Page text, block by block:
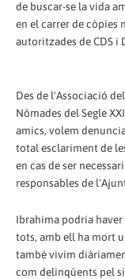
de buscar-se la vida
en el carrer de còpies
autoritzades de CDS i
Des de l'Associació
Nòmades del Segle
amics, volem
total esclariment de
en cas de ser
responsables de
Ibrahima podria
tots, amb ell ha mort
també vivim
com delinqüents pel